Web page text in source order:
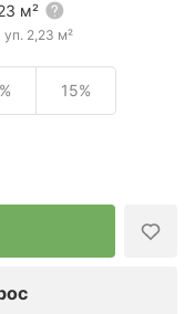
м²
уп. 2,23 м²
15%